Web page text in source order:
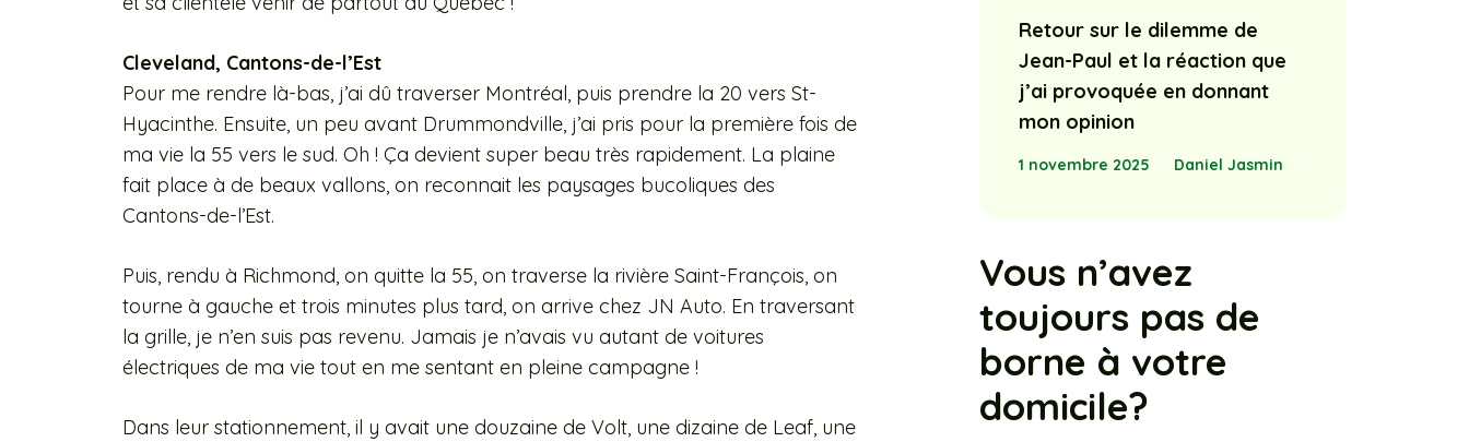
Cleveland, Cantons-de-l’Est
Pour me rendre là-bas, j’ai dû traverser Montréal, puis prendre la 20 vers St-
Hyacinthe. Ensuite, un peu avant Drummondville, j’ai pris pour la première fois de
ma vie la 55 vers le sud. Oh ! Ça devient super beau très rapidement. La plaine
fait place à de beaux vallons, on reconnait les paysages bucoliques des
Cantons-de-l’Est.
Puis, rendu à Richmond, on quitte la 55, on traverse la rivière Saint-François, on
tourne à gauche et trois minutes plus tard, on arrive chez JN Auto. En traversant
la grille, je n’en suis pas revenu. Jamais je n’avais vu autant de voitures
électriques de ma vie tout en me sentant en pleine campagne !
Dans leur stationnement, il y avait une douzaine de Volt, une dizaine de Leaf, une
Retour sur le dilemme de
Jean-Paul et la réaction que
j’ai provoquée en donnant
mon opinion
1 novembre 2025 Daniel Jasmin
Vous n’avez
toujours pas de
borne à votre
domicile?